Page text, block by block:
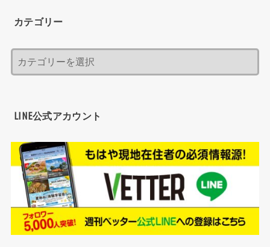
カテゴリー
LINE公式アカウント